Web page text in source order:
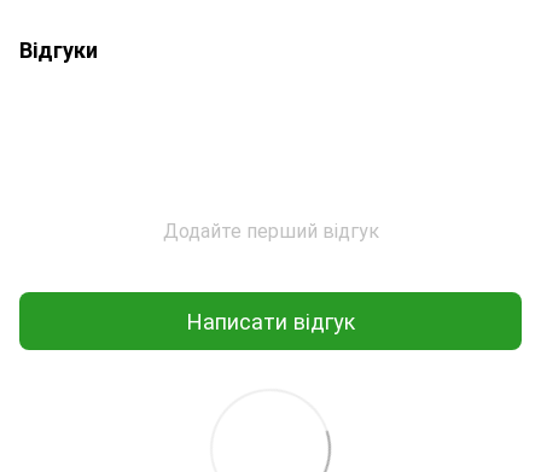
Відгуки
Додайте перший відгук
Написати відгук